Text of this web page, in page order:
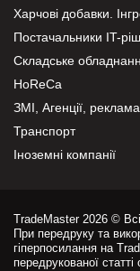
Харчові добавки.
Постачальники IT-
Складське
HoReCa
ЗМІ, Агенції,
Транспорт
Іноземні компанії
TradeMaster 2026 ©
При передруку та
гіперпосилання на
передрукованої статті